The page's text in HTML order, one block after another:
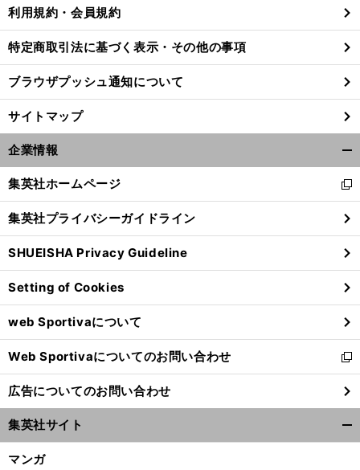
利用規約・会員規約
特定商取引法に基づく表示・その他の事項
ブラウザプッシュ通知について
サイトマップ
企業情報
閉
る
集英社ホームページ
新
し
い
ウ
ィ
ン
ド
ウ
で
開
く
集英社プライバシーガイドライン
SHUEISHA Privacy Guideline
Setting of Cookies
web Sportivaについて
Web Sportivaについてのお問い合わせ
新
し
い
ウ
ィ
ン
広告についてのお問い合わせ
集英社サイト
マンガ